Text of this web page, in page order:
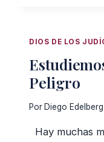
DIOS DE LOS
Peligro
PorDiego Edelberg
Hay muchas